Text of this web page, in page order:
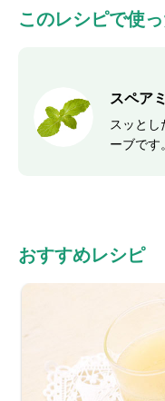
このレシピで使
スペア
スッとし
ーブです。
おすすめレシピ